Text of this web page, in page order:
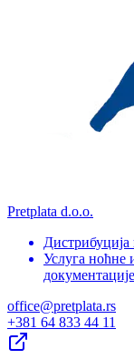
Pretplata d.o.o.
Услуга ноћне
документације
office@pretplata.rs
+381 64 833 44 11